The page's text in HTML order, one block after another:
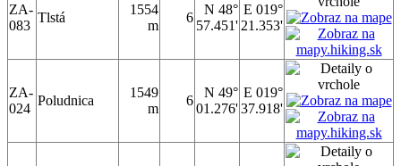
ZA-
083
Tlstá
1554
m
6
N 48°
57.451'
E 019°
21.353'
ZA-
024
Poludnica
1549
m
6
N 49°
01.276'
E 019°
37.918'